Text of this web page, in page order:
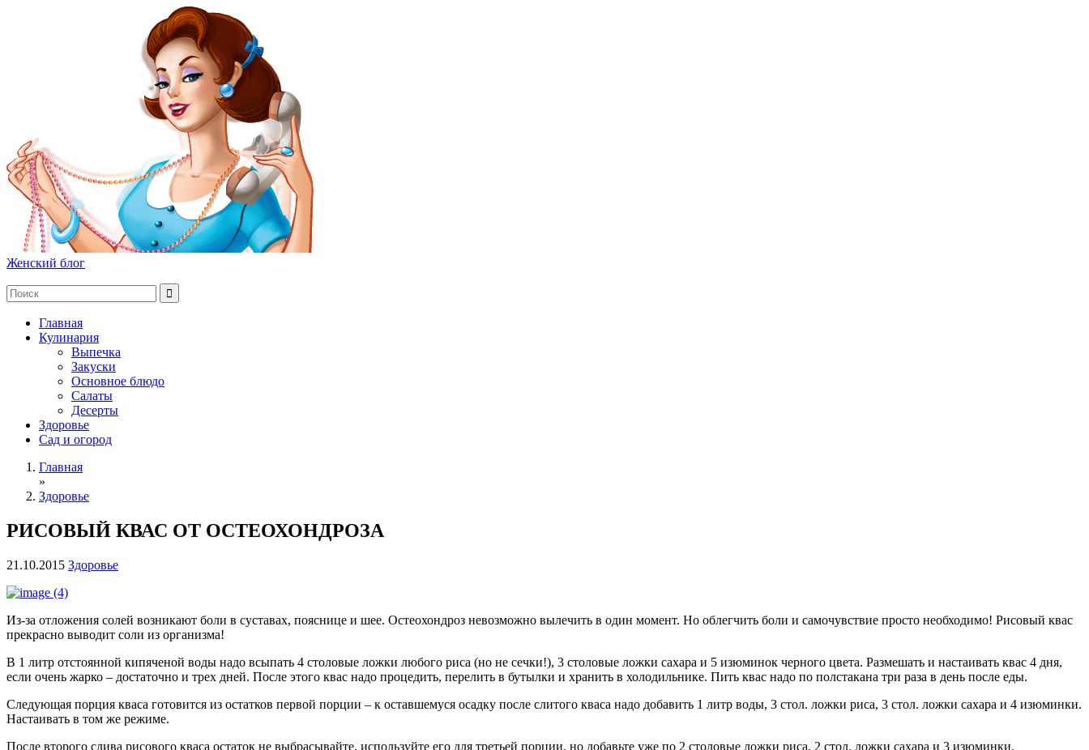
Женский блог
Главная
Кулинария
Выпечка
Закуски
Основное блюдо
Салаты
Десерты
Здоровье
Сад и огород
Главная
»
Здоровье
РИСОВЫЙ КВАС ОТ ОСТЕОХОНДРОЗА
21.10.2015 Здоровье
Из-за отложения солей возникают боли в суставах, пояснице и шее. Остеохондроз невозможно вылечить в один момент. Но облегчить боли и самочувствие просто необходимо! Рисовый квас
прекрасно выводит соли из организма!
В 1 литр отстоянной кипяченой воды надо всыпать 4 столовые ложки любого риса (но не сечки!), 3 столовые ложки сахара и 5 изюминок черного цвета. Размешать и настаивать квас 4 дня,
если очень жарко – достаточно и трех дней. После этого квас надо процедить, перелить в бутылки и хранить в холодильнике. Пить квас надо по полстакана три раза в день после еды.
Следующая порция кваса готовится из остатков первой порции – к оставшемуся осадку после слитого кваса надо добавить 1 литр воды, 3 стол. ложки риса, 3 стол. ложки сахара и 4 изюминки.
Настаивать в том же режиме.
После второго слива рисового кваса остаток не выбрасывайте, используйте его для третьей порции, но добавьте уже по 2 столовые ложки риса, 2 стол. ложки сахара и 3 изюминки.